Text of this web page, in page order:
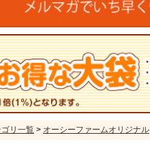
リ一覧 > オーシーファームオリジナル